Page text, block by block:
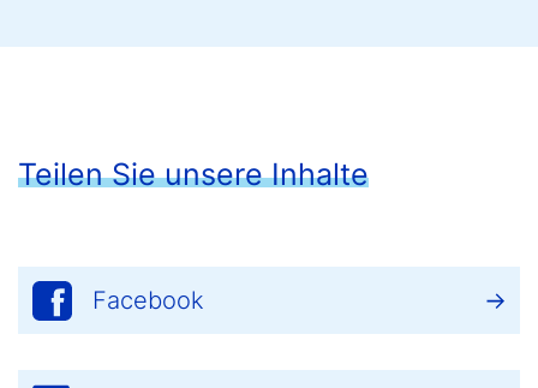
Teilen Sie unsere Inhalte
Facebook